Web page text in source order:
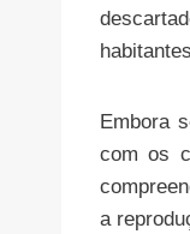
Embora
com os
a